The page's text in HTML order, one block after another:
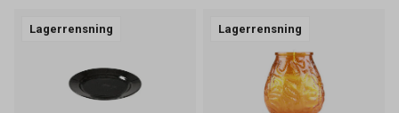
Lagerrensning Lagerrensning